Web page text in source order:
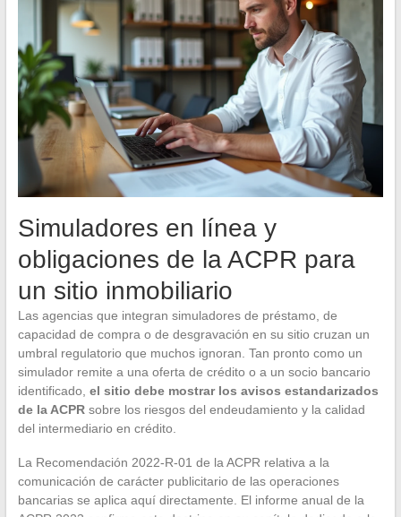
Simuladores en línea y
obligaciones de la ACPR para
un sitio inmobiliario
Las agencias que integran simuladores de préstamo, de
capacidad de compra o de desgravación en su sitio cruzan un
umbral regulatorio que muchos ignoran. Tan pronto como un
simulador remite a una oferta de crédito o a un socio bancario
identificado, el sitio debe mostrar los avisos estandarizados
de la ACPRsobre los riesgos del endeudamiento y la calidad
del intermediario en crédito.
La Recomendación 2022-R-01 de la ACPR relativa a la
comunicación de carácter publicitario de las operaciones
bancarias se aplica aquí directamente. El informe anual de la